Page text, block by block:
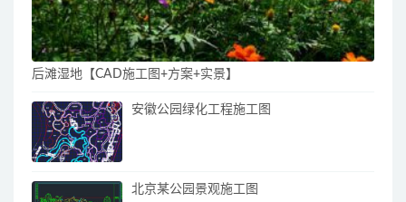
后滩湿地【CAD施工图+方案+实景】
安徽公园绿化工程施工图
北京某公园景观施工图